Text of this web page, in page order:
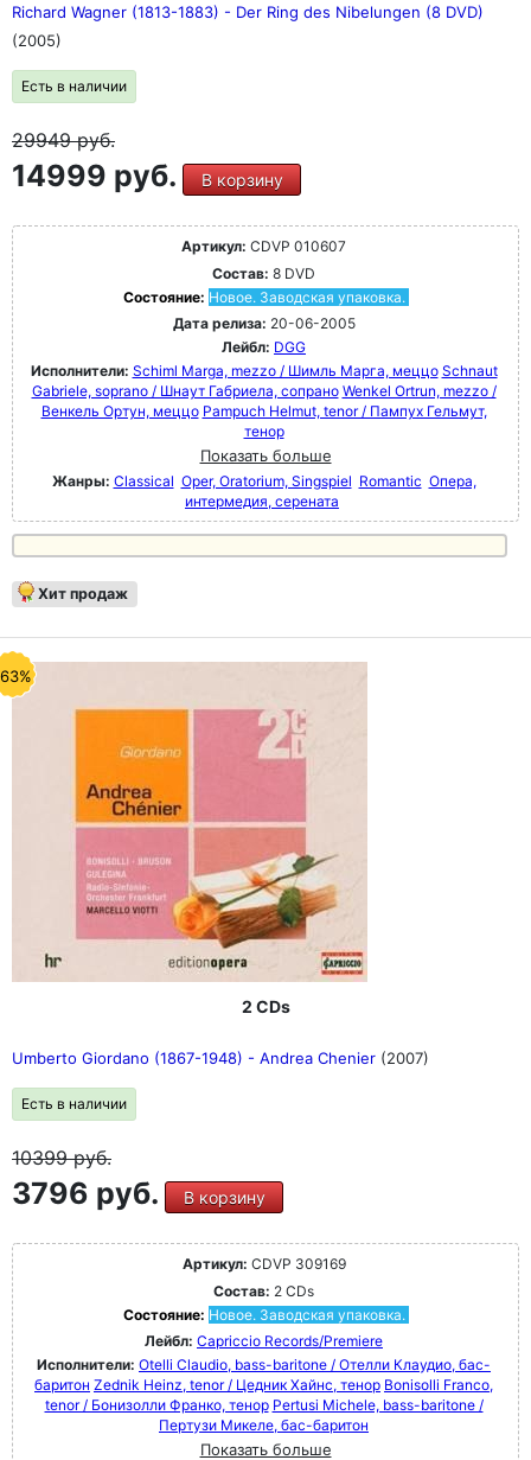
Richard Wagner (1813-1883) - Der Ring des Nibelungen (8 DVD)
(2005)
Есть в наличии
29949руб.
14999 руб. В корзину
Артикул: CDVP 010607
Состав: 8 DVD
Состояние: Новое. Заводская упаковка.
Дата релиза: 20-06-2005
Лейбл: DGG
Исполнители: Schiml Marga, mezzo / Шимль Марга, меццо Schnaut
Gabriele, soprano / Шнаут Габриела, сопрано Wenkel Ortrun, mezzo /
Венкель Ортун, меццо Pampuch Helmut, tenor / Пампух Гельмут,
тенор
Показать больше
Жанры: Classical Oper, Oratorium, Singspiel Romantic Опера,
интермедия, серената
Хит продаж
2 CDs
Umberto Giordano (1867-1948) - Andrea Chenier (2007)
Есть в наличии
10399руб.
3796 руб. В корзину
Артикул: CDVP 309169
Состав: 2 CDs
Состояние: Новое. Заводская упаковка.
Лейбл: Capriccio Records/Premiere
Исполнители: Otelli Claudio, bass-baritone / Отелли Клаудио, бас-
баритон Zednik Heinz, tenor / Цедник Хайнс, тенор Bonisolli Franco,
tenor / Бонизолли Франко, тенор Pertusi Michele, bass-baritone /
Пертузи Микеле, бас-баритон
Показать больше